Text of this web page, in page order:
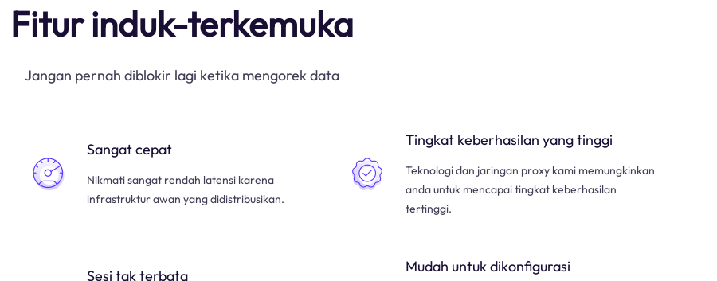
Fitur induk-terkemuka
Jangan pernah diblokir lagi ketika mengorek data
Sangat cepat
Nikmati sangat rendah latensi karena
infrastruktur awan yang didistribusikan.
Tingkat keberhasilan yang tinggi
Teknologi dan jaringan proxy kami memungkinkan
anda untuk mencapai tingkat keberhasilan
tertinggi.
Sesi tak terbata
Mudah untuk dikonfigurasi